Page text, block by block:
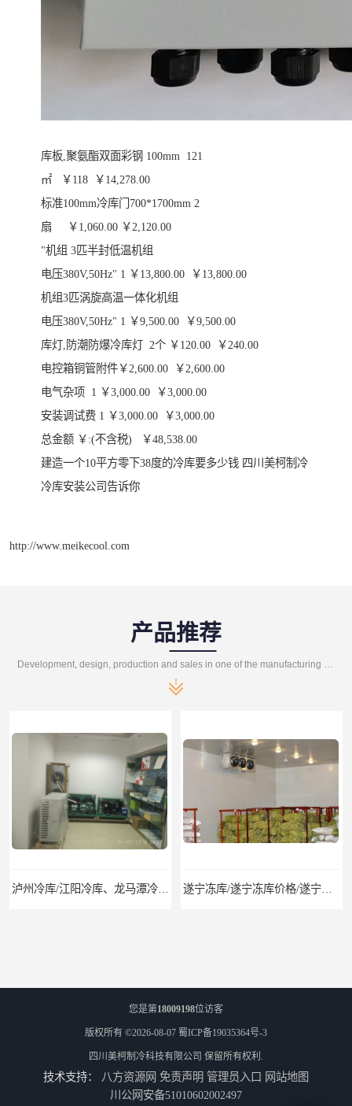
库板,聚氨酯双面彩钢 100mm 121
㎡ ￥118 ￥14,278.00
标准100mm冷库门700*1700mm 2
扇 ￥1,060.00 ￥2,120.00
"机组 3匹半封低温机组
电压380V,50Hz" 1 ￥13,800.00 ￥13,800.00
机组3匹涡旋高温一体化机组
电压380V,50Hz" 1 ￥9,500.00 ￥9,500.00
库灯,防潮防爆冷库灯 2个 ￥120.00 ￥240.00
电控箱铜管附件￥2,600.00 ￥2,600.00
电气杂项 1 ￥3,000.00 ￥3,000.00
安装调试费 1 ￥3,000.00 ￥3,000.00
总金额 ￥:(不含税) ￥48,538.00
建造一个10平方零下38度的冷库要多少钱 四川美柯制冷
冷库安装公司告诉你
http://www.meikecool.com
产品推荐
眉山冻库/东坡冷库、彭山冷库、仁寿冷库、丹棱冷库、青神冷库、洪雅冷库
您是第18009198位访客
版权所有 ©2026-08-07 蜀ICP备19035364号-3
四川美柯制冷科技有限公司 保留所有权利.
技术支持： 八方资源网 免责声明 管理员入口 网站地图
川公网安备51010602002497